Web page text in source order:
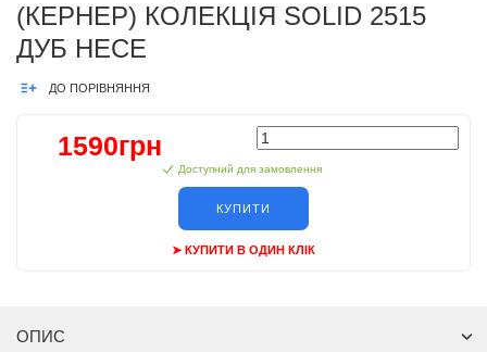
(КЕРНЕР) КОЛЕКЦІЯ SOLID 2515
ДУБ НЕСЕ
ДО ПОРІВНЯННЯ
1590грн
Доступний для замовлення
КУПИТИ
➤ КУПИТИ В ОДИН КЛІК
ОПИС